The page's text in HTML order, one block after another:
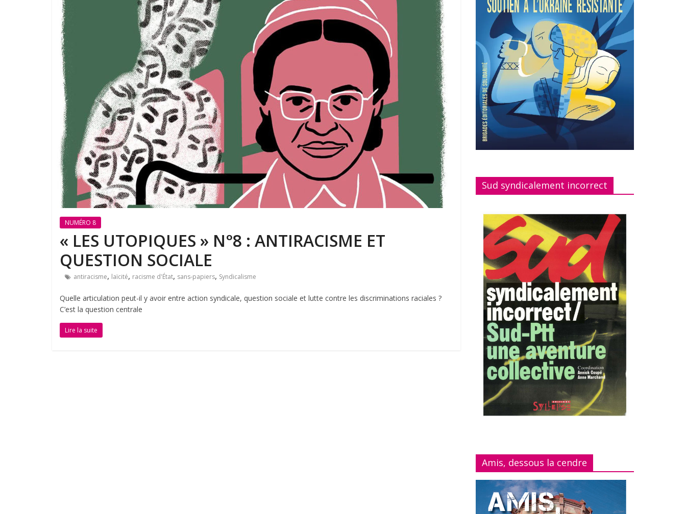
NUMÉRO 8
« LES UTOPIQUES » N°8 : ANTIRACISME ET
QUESTION SOCIALE
antiracisme, laïcité, racisme d'État, sans-papiers, Syndicalisme
Quelle articulation peut-il y avoir entre action syndicale, question sociale et lutte contre les discriminations raciales ?
C’est la question centrale
Lire la suite
Sud syndicalement incorrect
Amis, dessous la cendre